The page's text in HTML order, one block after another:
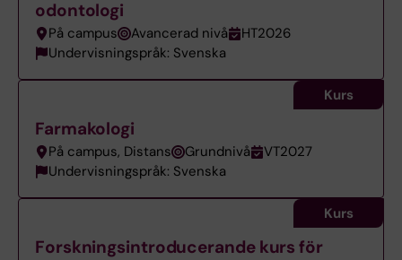
odontologi
På campus Avancerad nivå
HT2026
Undervisningspråk: Svenska
Farmakologi
På campus, Distans Grundnivå
VT2027
Undervisningspråk: Svenska
Kurs
Forskningsintroducerande kurs för
Kurs